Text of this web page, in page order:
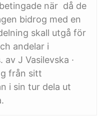
när då de
bidrog med en
skall utgå för
andelar i
J Vasilevska ·
från sitt
i sin tur dela ut